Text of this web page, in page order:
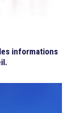
informations